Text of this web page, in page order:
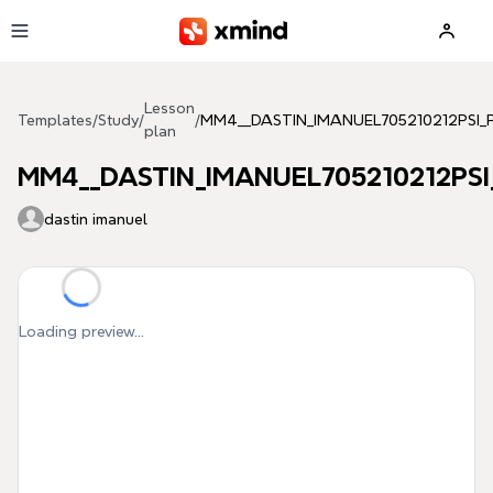
Templates/Study/
Lesson
plan
/
dastin imanuel
Loading preview...